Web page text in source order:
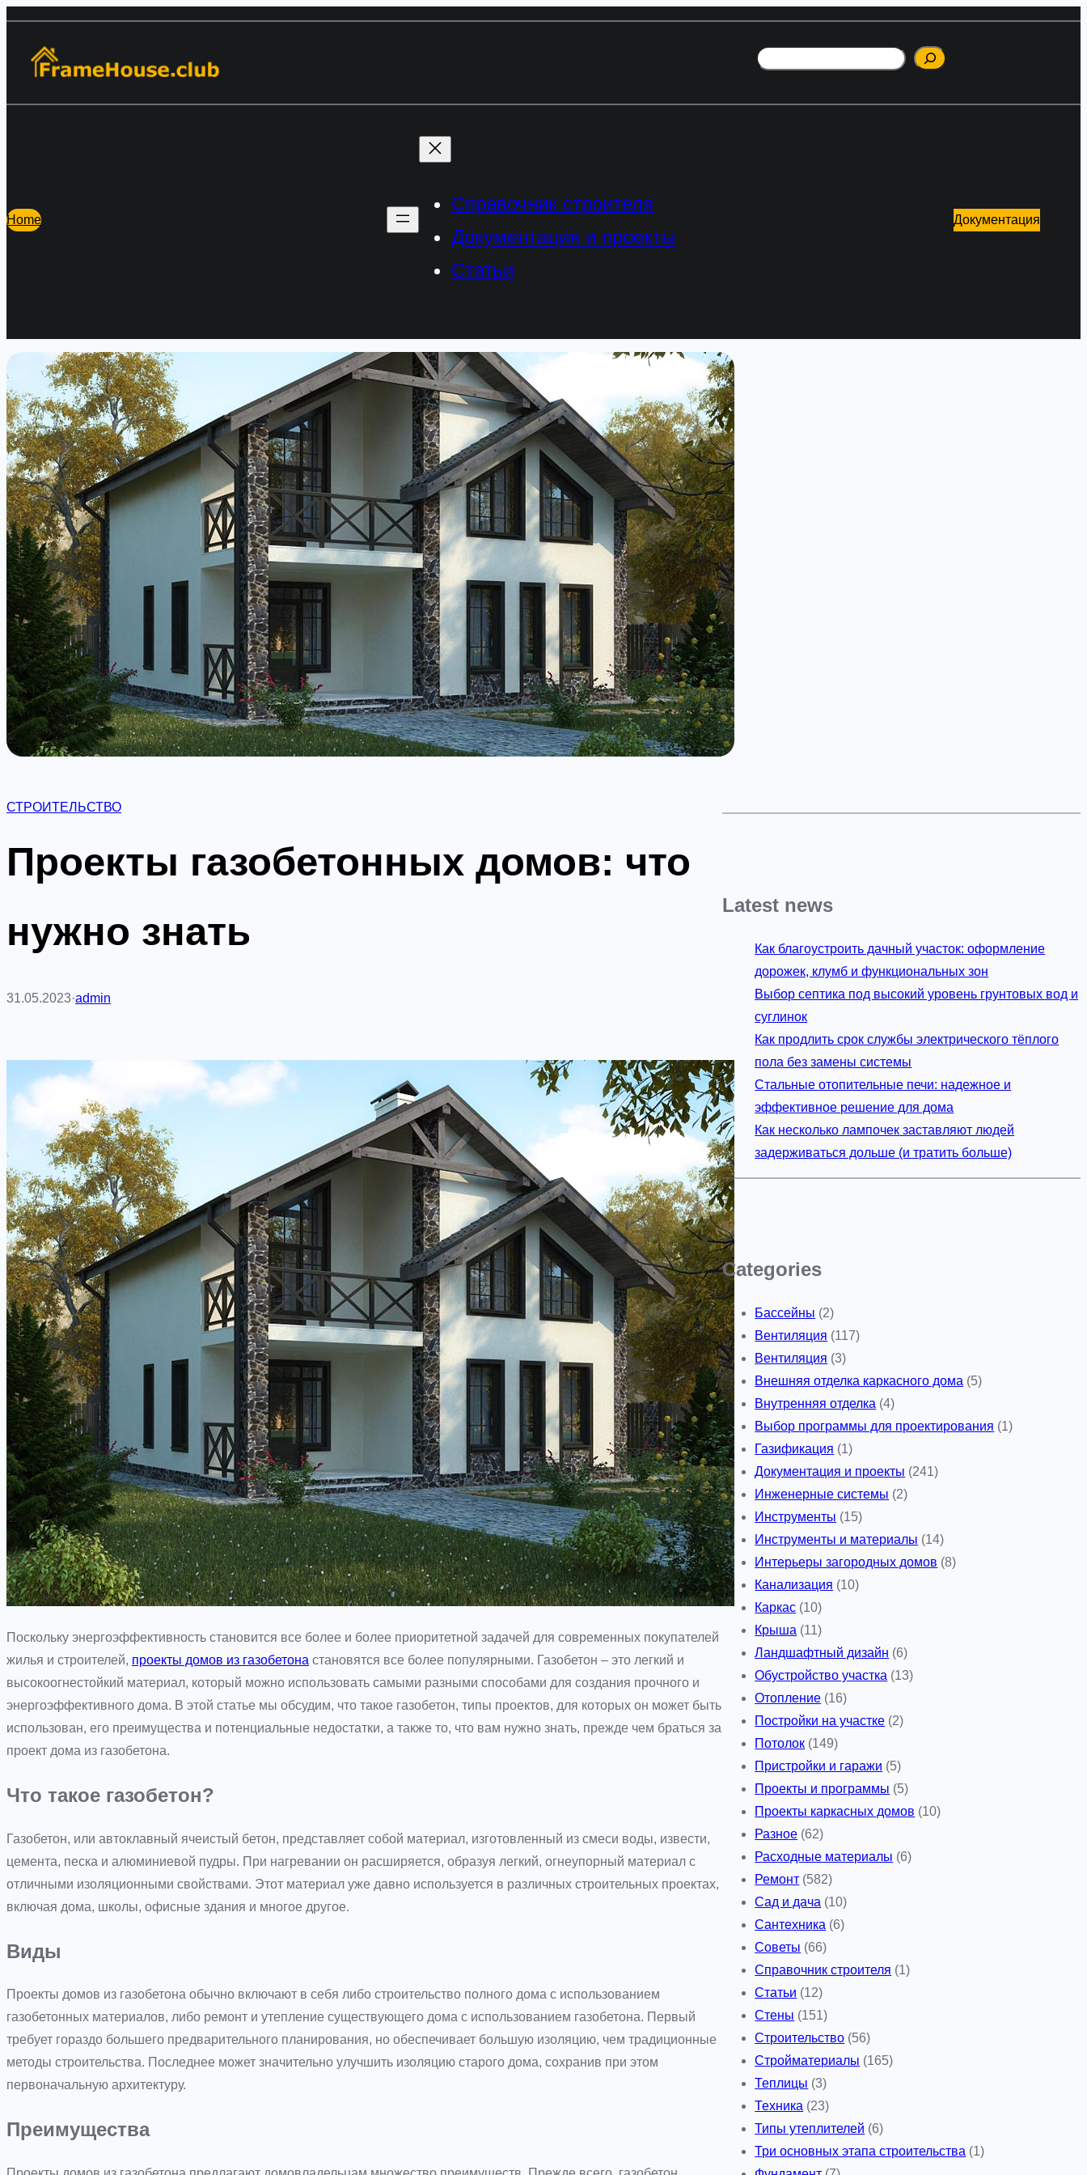
содержимому
Поиск
Home
Справочник строителя
Документация и проекты
Статьи
Документация
СТРОИТЕЛЬСТВО
Проекты газобетонных домов: что
нужно знать
31.05.2023·admin
Поскольку энергоэффективность становится все более и более приоритетной задачей для современных покупателей
жилья и строителей, проекты домов из газобетона становятся все более популярными. Газобетон – это легкий и
высокоогнестойкий материал, который можно использовать самыми разными способами для создания прочного и
энергоэффективного дома. В этой статье мы обсудим, что такое газобетон, типы проектов, для которых он может быть
использован, его преимущества и потенциальные недостатки, а также то, что вам нужно знать, прежде чем браться за
проект дома из газобетона.
Что такое газобетон?
Газобетон, или автоклавный ячеистый бетон, представляет собой материал, изготовленный из смеси воды, извести,
цемента, песка и алюминиевой пудры. При нагревании он расширяется, образуя легкий, огнеупорный материал с
отличными изоляционными свойствами. Этот материал уже давно используется в различных строительных проектах,
включая дома, школы, офисные здания и многое другое.
Виды
Проекты домов из газобетона обычно включают в себя либо строительство полного дома с использованием
газобетонных материалов, либо ремонт и утепление существующего дома с использованием газобетона. Первый
требует гораздо большего предварительного планирования, но обеспечивает большую изоляцию, чем традиционные
методы строительства. Последнее может значительно улучшить изоляцию старого дома, сохранив при этом
первоначальную архитектуру.
Преимущества
Latest news
Как благоустроить дачный участок: оформление
дорожек, клумб и функциональных зон
Выбор септика под высокий уровень грунтовых вод и
суглинок
Как продлить срок службы электрического тёплого
пола без замены системы
Стальные отопительные печи: надежное и
эффективное решение для дома
Как несколько лампочек заставляют людей
задерживаться дольше (и тратить больше)
Categories
Бассейны (2)
Вентиляция (117)
Вентиляция (3)
Внешняя отделка каркасного дома (5)
Внутренняя отделка (4)
Выбор программы для проектирования (1)
Газификация (1)
Документация и проекты (241)
Инженерные системы (2)
Инструменты (15)
Инструменты и материалы (14)
Интерьеры загородных домов (8)
Канализация (10)
Каркас (10)
Крыша (11)
Ландшафтный дизайн (6)
Обустройство участка (13)
Отопление (16)
Постройки на участке (2)
Потолок (149)
Пристройки и гаражи (5)
Проекты и программы (5)
Проекты каркасных домов (10)
Разное (62)
Расходные материалы (6)
Ремонт (582)
Сад и дача (10)
Сантехника (6)
Советы (66)
Справочник строителя (1)
Статьи (12)
Стены (151)
Строительство (56)
Стройматериалы (165)
Теплицы (3)
Техника (23)
Типы утеплителей (6)
Три основных этапа строительства (1)